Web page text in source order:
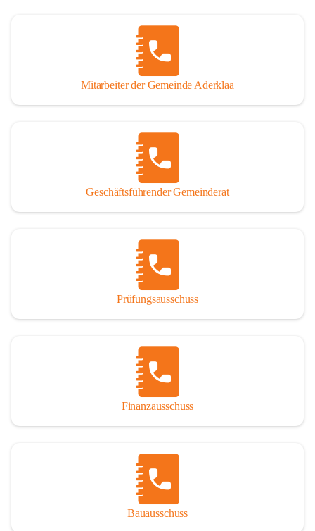
Mitarbeiter der Gemeinde Aderklaa
Geschäftsführender Gemeinderat
Prüfungsausschuss
Finanzausschuss
Bauausschuss